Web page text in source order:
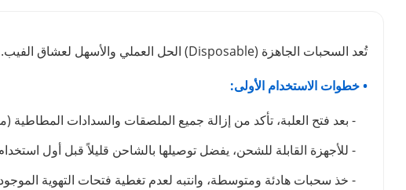
تُعد السحبات الجاهزة (Disposable) الحل العملي والأسهل لعشاق الفيب. لضمان استمتاعك بوضوح طعم نكهة الفيب لأطول فترة ممكنة والحفاظ على كفاءة الجهاز، ننصحك باتباع الدليل التالي:
• خطوات الاستخدام الأولى:
- بعد فتح العلبة، تأكد من إزالة جميع الملصقات والسدادات المطاطية
- للأجهزة القابلة للشحن، يفضل توصيلها بالشاحن قليلاً قبل أول
- خذ سحبات هادئة ومتوسطة، وانتبه لعدم تغطية فتحات التهوية